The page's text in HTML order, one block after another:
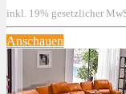
inkl. 19% gesetzlicher
Anschauen